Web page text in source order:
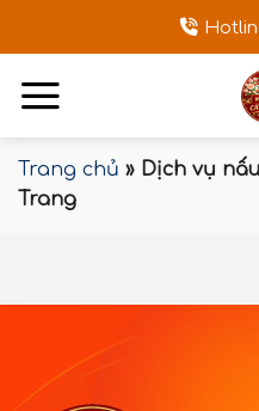
dung
Trang chủ » Dịch vụ
Trang